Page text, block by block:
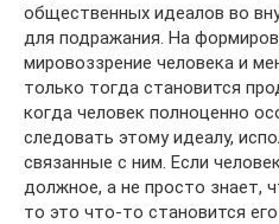
общественных идеалов во
для подражания. На
мировоззрение человека и
только тогда становится
когда человек полноценно
следовать этому идеалу,
связанные с ним. Если
должное, а не просто знает,
то это что-то становится